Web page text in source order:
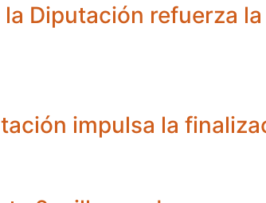
la Diputación refuerza
impulsa la